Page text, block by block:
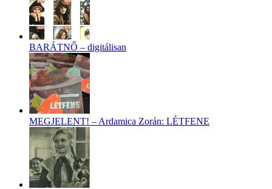
BARÁTNŐ – digitálisan
MEGJELENT! – Ardamica Zorán: LÉTFENE